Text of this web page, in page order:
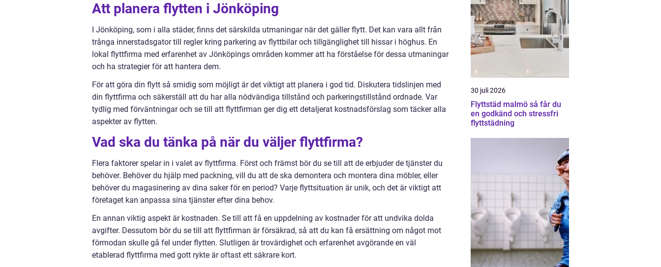
Att planera flytten i Jönköping
I Jönköping, som i alla städer, finns det särskilda utmaningar när det gäller flytt. Det kan vara allt från
trånga innerstadsgator till regler kring parkering av flyttbilar och tillgänglighet till hissar i höghus. En
lokal flyttfirma med erfarenhet av Jönköpings områden kommer att ha förståelse för dessa utmaningar
och ha strategier för att hantera dem.
För att göra din flytt så smidig som möjligt är det viktigt att planera i god tid. Diskutera tidslinjen med
din flyttfirma och säkerställ att du har alla nödvändiga tillstånd och parkeringstillstånd ordnade. Var
tydlig med förväntningar och se till att flyttfirman ger dig ett detaljerat kostnadsförslag som täcker alla
aspekter av flytten.
Vad ska du tänka på när du väljer flyttfirma?
Flera faktorer spelar in i valet av flyttfirma. Först och främst bör du se till att de erbjuder de tjänster du
behöver. Behöver du hjälp med packning, vill du att de ska demontera och montera dina möbler, eller
behöver du magasinering av dina saker för en period? Varje flyttsituation är unik, och det är viktigt att
företaget kan anpassa sina tjänster efter dina behov.
En annan viktig aspekt är kostnaden. Se till att få en uppdelning av kostnader för att undvika dolda
avgifter. Dessutom bör du se till att flyttfirman är försäkrad, så att du kan få ersättning om något mot
förmodan skulle gå fel under flytten. Slutligen är trovärdighet och erfarenhet avgörande en väl
etablerad flyttfirma med gott rykte är oftast ett säkrare kort.
30 juli 2026
Flyttstäd malmö så får du
en godkänd och stressfri
flyttstädning